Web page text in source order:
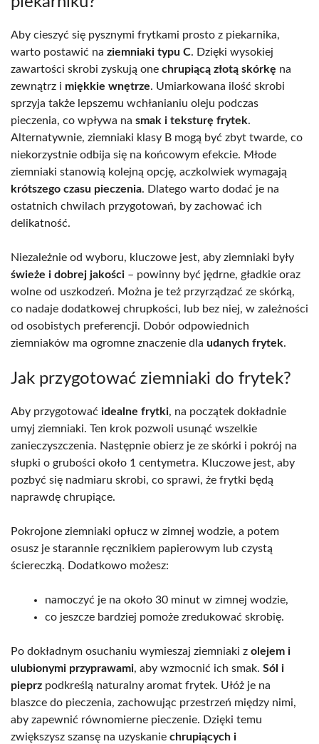
Aby cieszyć się pysznymi frytkami prosto z piekarnika,
warto postawić na ziemniaki typu C. Dzięki wysokiej
zawartości skrobi zyskują one chrupiącą złotą skórkę na
zewnątrz i miękkie wnętrze. Umiarkowana ilość skrobi
sprzyja także lepszemu wchłanianiu oleju podczas
pieczenia, co wpływa na smak i teksturę frytek.
Alternatywnie, ziemniaki klasy B mogą być zbyt twarde, co
niekorzystnie odbija się na końcowym efekcie. Młode
ziemniaki stanowią kolejną opcję, aczkolwiek wymagają
krótszego czasu pieczenia. Dlatego warto dodać je na
ostatnich chwilach przygotowań, by zachować ich
delikatność.
Niezależnie od wyboru, kluczowe jest, aby ziemniaki były
świeże i dobrej jakości – powinny być jędrne, gładkie oraz
wolne od uszkodzeń. Można je też przyrządzać ze skórką,
co nadaje dodatkowej chrupkości, lub bez niej, w zależności
od osobistych preferencji. Dobór odpowiednich
ziemniaków ma ogromne znaczenie dla udanych frytek.
Jak przygotować ziemniaki do frytek?
Aby przygotować idealne frytki, na początek dokładnie
umyj ziemniaki. Ten krok pozwoli usunąć wszelkie
zanieczyszczenia. Następnie obierz je ze skórki i pokrój na
słupki o grubości około 1 centymetra. Kluczowe jest, aby
pozbyć się nadmiaru skrobi, co sprawi, że frytki będą
naprawdę chrupiące.
Pokrojone ziemniaki opłucz w zimnej wodzie, a potem
osusz je starannie ręcznikiem papierowym lub czystą
ściereczką. Dodatkowo możesz:
namoczyć je na około 30 minut w zimnej wodzie,
co jeszcze bardziej pomoże zredukować skrobię.
Po dokładnym osuchaniu wymieszaj ziemniaki z olejem i
ulubionymi przyprawami, aby wzmocnić ich smak. Sól i
pieprz podkreślą naturalny aromat frytek. Ułóż je na
blaszce do pieczenia, zachowując przestrzeń między nimi,
aby zapewnić równomierne pieczenie. Dzięki temu
zwiększysz szansę na uzyskanie chrupiących i